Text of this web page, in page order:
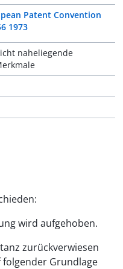
Patent Convention
1973
naheliegende
wird aufgehoben.
zurückverwiesen
folgender Grundlage